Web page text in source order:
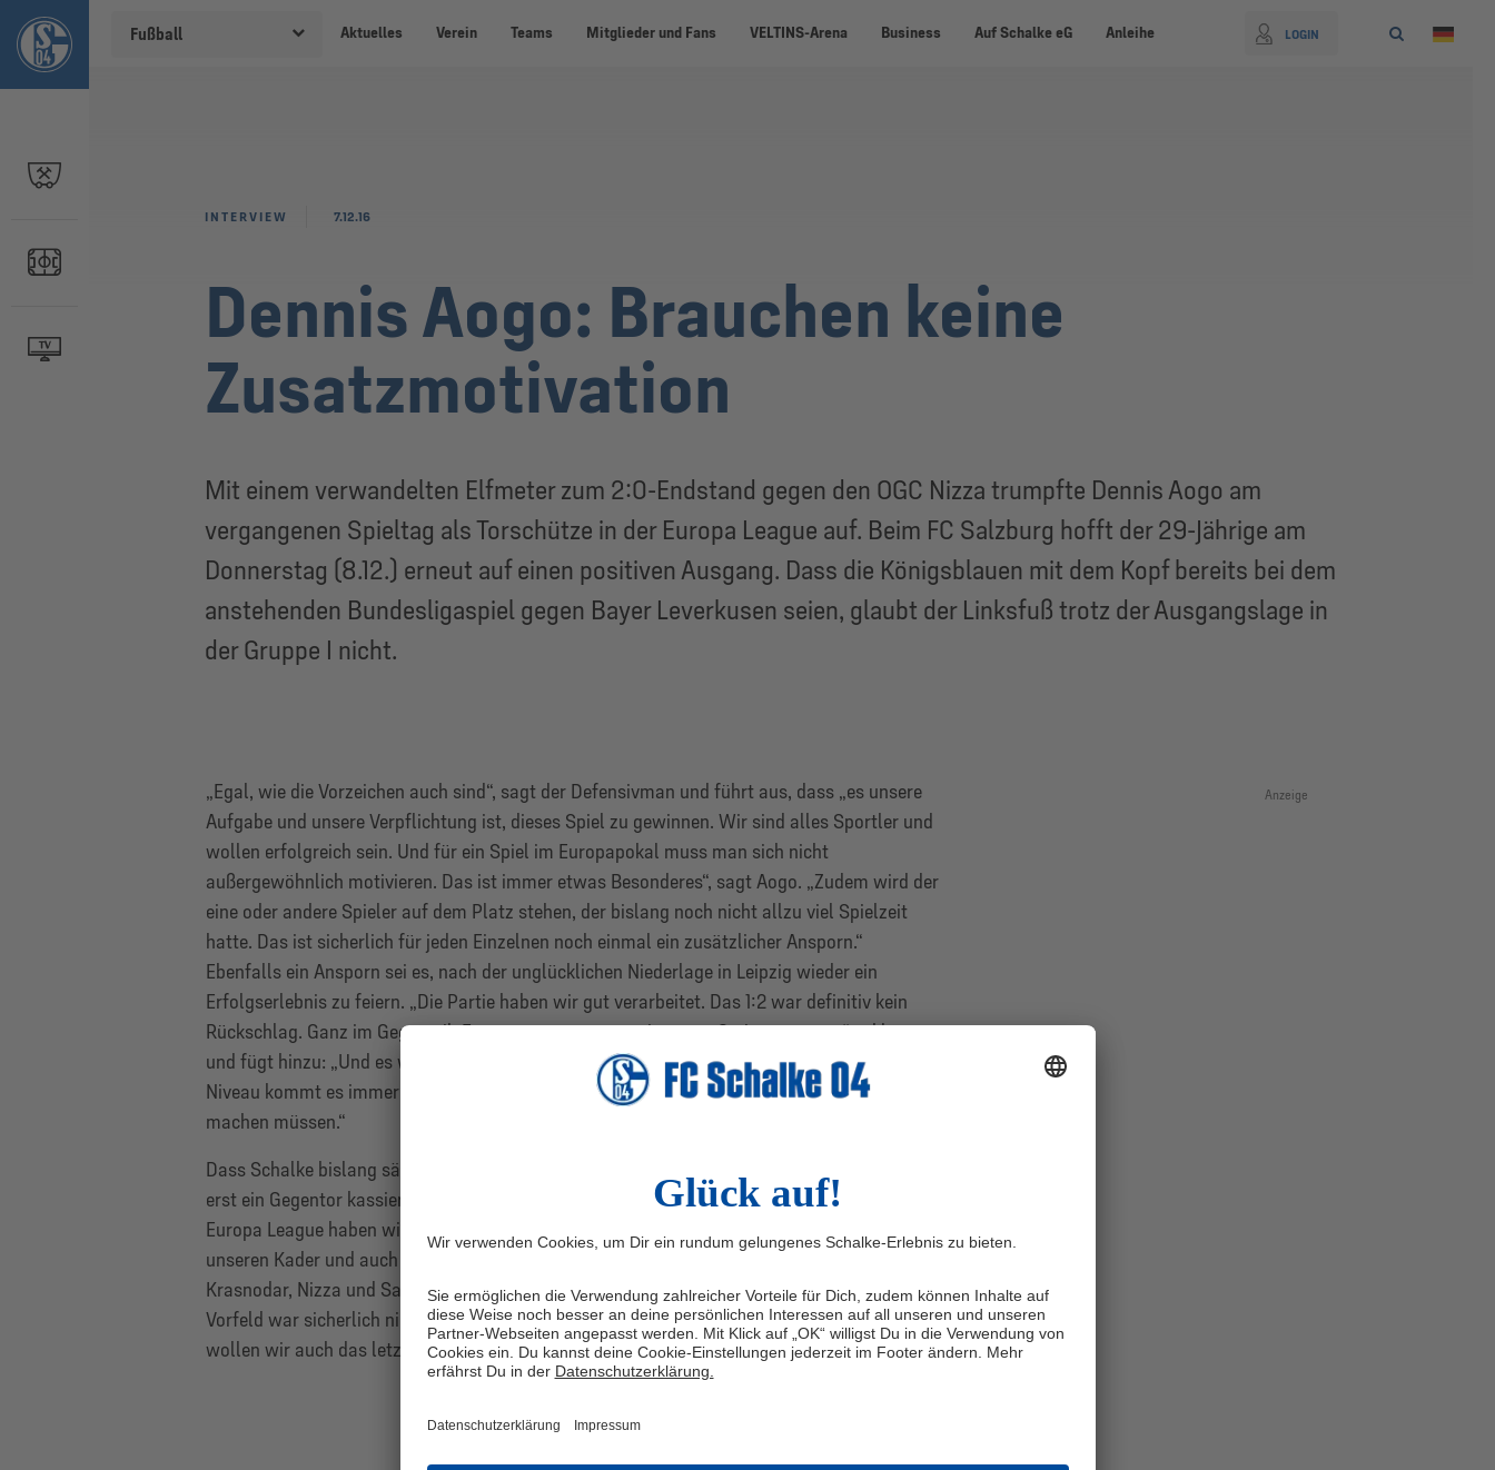
Fußball Aktuelles Verein Teams Mitglieder und Fans VELTINS-Arena Business Auf Schalke eG Anleihe LOGIN
Dennis Aogo: Brauchen keine
Zusatzmotivation
Mit einem verwandelten Elfmeter zum 2:0-Endstand gegen den OGC Nizza trumpfte Dennis Aogo am
vergangenen Spieltag als Torschütze in der Europa League auf. Beim FC Salzburg hofft der 29-Jährige am
Donnerstag (8.12.) erneut auf einen positiven Ausgang. Dass die Königsblauen mit dem Kopf bereits bei dem
anstehenden Bundesligaspiel gegen Bayer Leverkusen seien, glaubt der Linksfuß trotz der Ausgangslage in
der Gruppe I nicht.
INTERVIEW 7.12.16
„Egal, wie die Vorzeichen auch sind“, sagt der Defensivman und führt aus, dass „es unsere
Aufgabe und unsere Verpflichtung ist, dieses Spiel zu gewinnen. Wir sind alles Sportler und
wollen erfolgreich sein. Und für ein Spiel im Europapokal muss man sich nicht
außergewöhnlich motivieren. Das ist immer etwas Besonderes“, sagt Aogo. „Zudem wird der
eine oder andere Spieler auf dem Platz stehen, der bislang noch nicht allzu viel Spielzeit
hatte. Das ist sicherlich für jeden Einzelnen noch einmal ein zusätzlicher Ansporn.“
Ebenfalls ein Ansporn sei es, nach der unglücklichen Niederlage in Leipzig wieder ein
Erfolgserlebnis zu feiern. „Die Partie haben wir gut verarbeitet. Das 1:2 war definitiv kein
Rückschlag. Ganz im Gegenteil: Es spornt uns an, nun eine neue Serie zu starten“, erklärt er
und fügt hinzu: „Und es war ja auch nicht so, dass wir völlig unterlegen waren. Auf diesem
Niveau kommt es immer auf Kleinigkeiten an. Wir wissen, was wir in Salzburg besser
machen müssen.“
Dass Schalke bislang sämtliche Spiele in der Gruppenphase für sich entscheiden konnte und
erst ein Gegentor kassiert hat, sei ein Verdienst der gesamten Mannschaft. „Gerade in der
Europa League haben wir häufig rotiert und trotzdem jedes Spiel gewonnen. Das spricht für
unseren Kader und auch für die Mentalität des Teams“, so Aogo. Zumal die Gegner mit
Krasnodar, Nizza und Salzburg in ihren heimischen Ligen zu den Topteams zählen. „Im
Vorfeld war sicherlich nicht davon auszugehen, dass wir die Gruppe so klar dominieren. Jetzt
wollen wir auch das letzte Spiel positiv gestalten!“
Anzeige